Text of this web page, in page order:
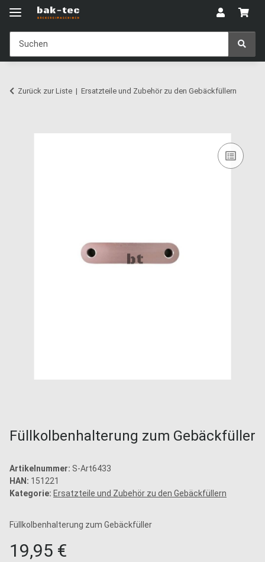
Zurück zur Liste Ersatzteile und Zubehör zu den Gebäckfüllern
Füllkolbenhalterung zum Gebäckfüller
Artikelnummer: S-Art6433
HAN: 151221
Kategorie: Ersatzteile und Zubehör zu den Gebäckfüllern
Füllkolbenhalterung zum Gebäckfüller
19,95 €